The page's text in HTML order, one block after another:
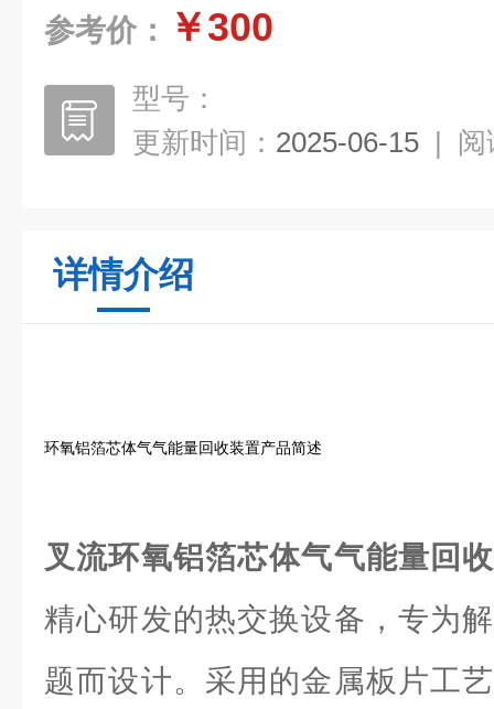
参考价： ￥300
型号：
更新时间： 2025-06-15 | 阅
详情介绍
环氧铝箔芯体气气能量回收装置产品简述
叉流环氧铝箔芯体气气能量回
精心研发的热交换设备，专为
题而设计。采用的金属板片工